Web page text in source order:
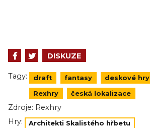
DISKUZE
Tagy: draft fantasy deskové hry
Rexhry česká lokalizace
Zdroje: Rexhry
Hry:
Architekti Skalistého hřbetu